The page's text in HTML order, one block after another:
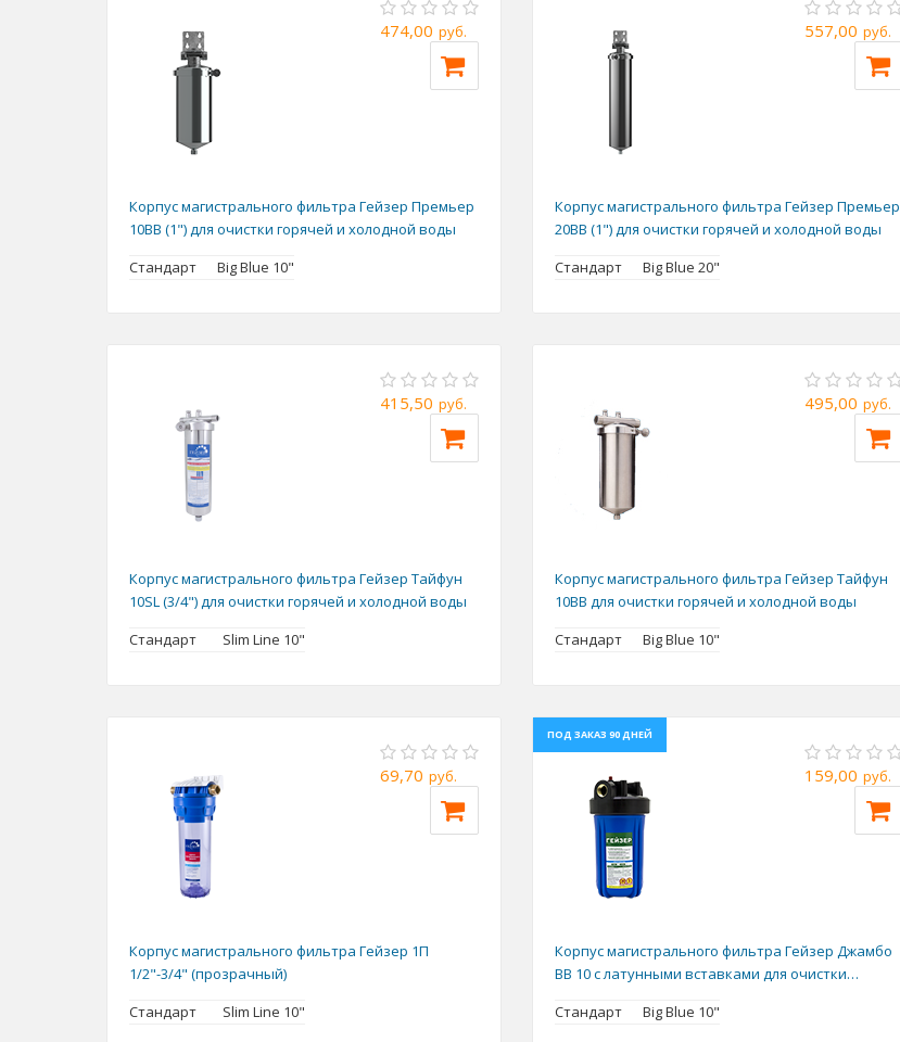
474,00 руб.
Корпус магистрального фильтра Гейзер Премьер
10BB (1") для очистки горячей и холодной воды
Стандарт
Big Blue 10"
557,00 руб.
Корпус магистрального фильтра Гейзер Премьер
20BB (1") для очистки горячей и холодной воды
Стандарт
Big Blue 20"
415,50 руб.
Корпус магистрального фильтра Гейзер Тайфун
10SL (3/4") для очистки горячей и холодной воды
Стандарт
Slim Line 10"
495,00 руб.
Корпус магистрального фильтра Гейзер Тайфун
10BB для очистки горячей и холодной воды
Стандарт
Big Blue 10"
69,70 руб.
Корпус магистрального фильтра Гейзер 1П
1/2"-3/4" (прозрачный)
Стандарт
Slim Line 10"
ПОД ЗАКАЗ 90 ДНЕЙ
159,00 руб.
Корпус магистрального фильтра Гейзер Джамбо
BB 10 с латунными вставками для очистки
Стандарт Big Blue 10"